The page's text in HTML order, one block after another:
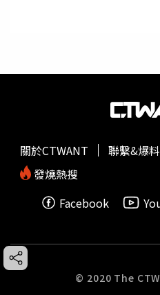
關於CTWANT 聯繫&爆料
發燒熱搜
Facebook
© 2020 The